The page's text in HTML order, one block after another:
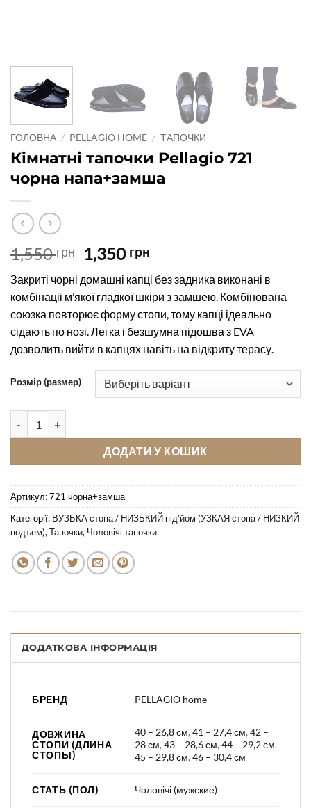
ГОЛОВНА / PELLAGIO HOME / ТАПОЧКИ
Кімнатні тапочки Pellagio 721
чорна напа+замша
1,550грн
Оригінальна
ціна:
1,550 грн.
1,350 грн
1,350 грн.
Закриті чорні домашні капці без задника виконані в
комбінаціі м’якої гладкої шкіри з замшею. Комбінована
союзка повторює форму стопи, тому капці ідеально
сідають по нозі. Легка і безшумна підошва з EVA
дозволить вийти в капцях навіть на відкриту терасу.
Розмір (размер)
ДОДАТИ У КОШИК
Артикул:721 чорна+замша
Категорії: ВУЗЬКА стопа / НИЗЬКИЙ під’йом (УЗКАЯ стопа / НИЗКИЙ
подъем),Тапочки, Чоловічі тапочки
ДОДАТКОВА ІНФОРМАЦІЯ
БРЕНД PELLAGIO home
ДОВЖИНА
СТОПИ (ДЛИНА
СТОПЫ)
40 – 26,8 см,41 – 27,4 см,42 –
28 см,43 – 28,6 см,44 – 29,2 см,
45 – 29,8 см,46 – 30,4 см
СТАТЬ (ПОЛ) Чоловічі (мужские)